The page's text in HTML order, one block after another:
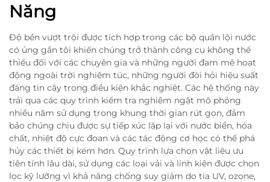
Năng
Độ bền vượt trội được tích hợp trong các bộ quần lội nước
có ủng gần tôi khiến chúng trở thành công cụ không thể
thiếu đối với các chuyên gia và những người đam mê hoạt
động ngoài trời nghiêm túc, những người đòi hỏi hiệu suất
đáng tin cậy trong điều kiện khắc nghiệt. Các hệ thống này
trải qua các quy trình kiểm tra nghiêm ngặt mô phỏng
nhiều năm sử dụng trong khung thời gian rút gọn, đảm
bảo chúng chịu được sự tiếp xúc lặp lại với nước biển, hóa
chất, nhiệt độ cực đoan và các tác động cơ học có thể phá
hủy các thiết bị kém hơn. Quy trình lựa chọn vật liệu ưu
tiên tính lâu dài, sử dụng các loại vải và linh kiện được chọn
lọc kỹ lưỡng vì khả năng chống suy giảm do tia UV, ozone,